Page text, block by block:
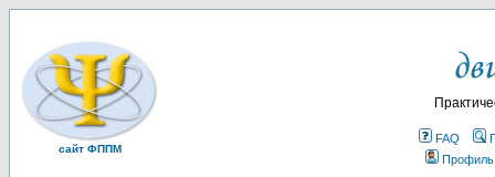
сайт ФППМ
FAQ
Профиль